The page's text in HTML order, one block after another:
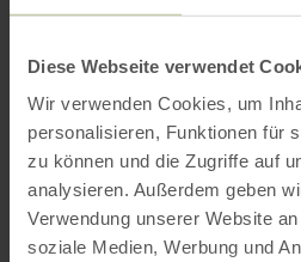
Diese Webseite verwendet
Wir verwenden Cookies, um
personalisieren, Funktionen für
zu können und die Zugriffe auf
analysieren. Außerdem geben
Verwendung unserer Website
soziale Medien, Werbung und